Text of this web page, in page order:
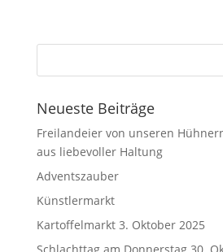
Neueste Beiträge
Freilandeier von unseren
aus liebevoller Haltung
Adventszauber
Künstlermarkt
Kartoffelmarkt 3. Oktober 2025